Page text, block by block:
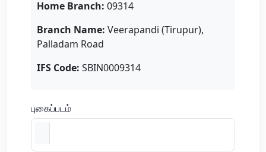
Home Branch: 09314
Branch Name: Veerapandi (Tirupur),
Palladam Road
IFS Code: SBIN0009314
புகைப்படம்